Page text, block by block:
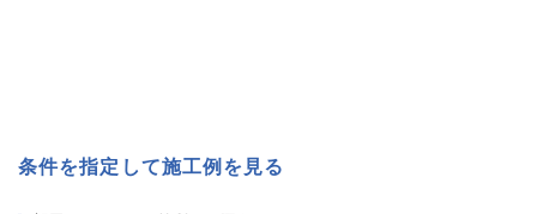
条件を指定して施工例を見る